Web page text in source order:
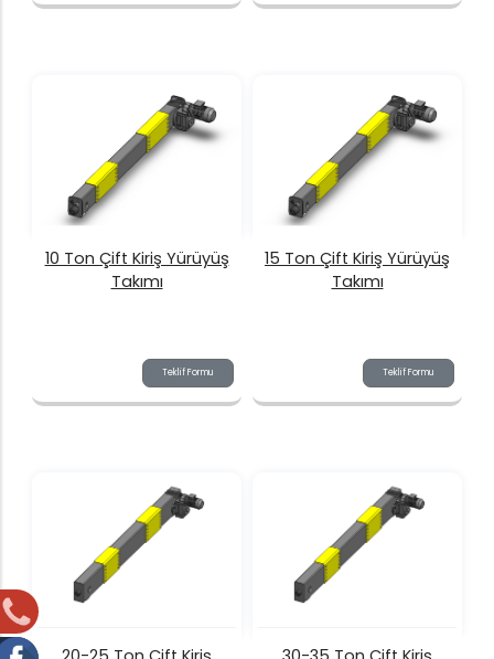
Teklif Formu
10 Ton Çift Kiriş Yürüyüş
Takımı
Teklif Formu
15 Ton Çift Kiriş Yürüyüş
Takımı